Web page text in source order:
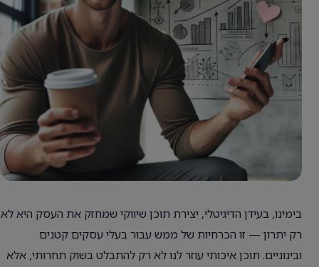
בימינו, בעידן הדיגיטלי, יצירת תוכן שיווקי שמחזק את העסק היא לא
רק יתרון — זו הכרחיות של ממש עבור בעלי עסקים קטנים
ובינוניים. תוכן איכותי עוזר לנו לא רק להתבלט בשוק תחרותי, אלא